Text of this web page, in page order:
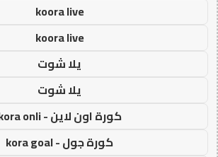
koora live
koora live
يلا شوت
يلا شوت
كورة اون لاين - kora onli
كورة جول - kora goal